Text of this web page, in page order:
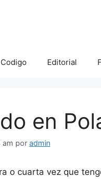
Codigo Editorial
en
am por admin
o cuarta vez que